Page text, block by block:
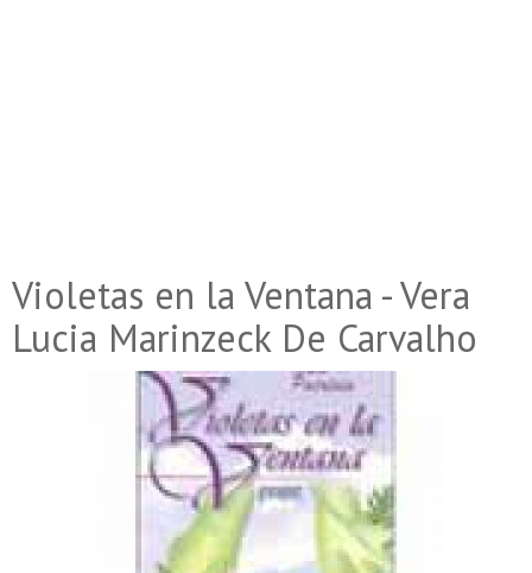
Violetas en la Ventana - Vera
Lucia Marinzeck De Carvalho